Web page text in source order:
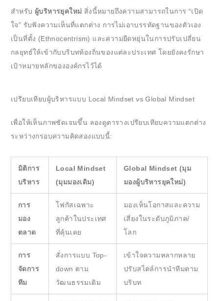
สำหรับ ผู้บริหารยุคใหม่ สิ่งนี้หมายถึงความสามารถในการ “เปิด
ใจ” รับฟังความเห็นที่แตกต่าง การไม่เอาบรรทัดฐานของตัวเอง
เป็นที่ตั้ง (Ethnocentrism) และความยืดหยุ่นในการปรับเปลี่ยน
กลยุทธ์ให้เข้ากับบริบทท้องถิ่นของแต่ละประเทศ โดยยังคงรักษา
เป้าหมายหลักขององค์กรไว้ได้
เปรียบเทียบผู้บริหารแบบ Local Mindset vs Global Mindset
เพื่อให้เห็นภาพชัดเจนขึ้น ลองดูตารางเปรียบเทียบความแตกต่าง
ระหว่างกรอบความคิดสองแบบนี้:
มิติการ
บริหาร
Local Mindset
(มุมมองเดิม)
Global Mindset (มุม
มองผู้บริหารยุคใหม่)
การ
มอง
ตลาด
โฟกัสเฉพาะ
ลูกค้าในประเทศ
ที่คุ้นเคย
มองเห็นโอกาสและความ
เสี่ยงในระดับภูมิภาค/
โลก
การ
จัดการ
ทีม
สั่งการแบบ Top-
down ตาม
วัฒนธรรมเดิม
เข้าใจความหลากหลาย
ปรับสไตล์การนำทีมตาม
บริบท